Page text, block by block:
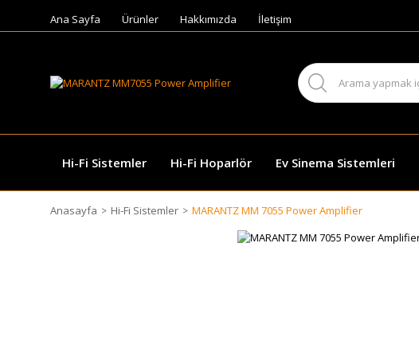
Ana Sayfa Ürünler Hakkımızda İletişim
Hi-Fi Sistemler Hi-Fi Hoparlör Ev Sinema Sistemleri
Anasayfa Hi-Fi Sistemler MARANTZ MM 7055 Power Amplifier